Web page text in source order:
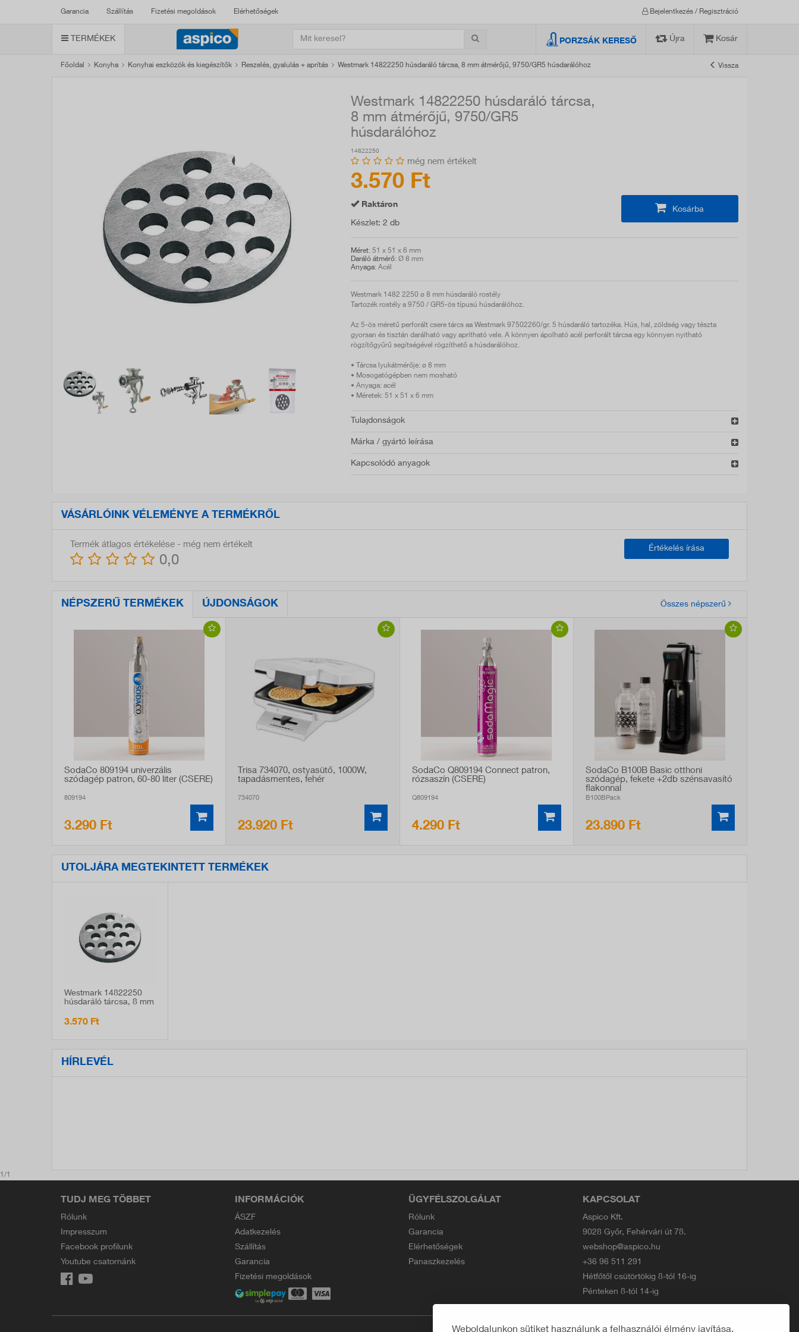
Garancia Szállítás Fizetési megoldások Elérhetőségek Bejelentkezés / Regisztráció
TERMÉKEK PORZSÁK KERESŐ Újra Kosár
Főoldal Konyha Konyhai eszközök és kiegészítők Reszelés, gyalulás + aprítás Westmark 14822250 húsdaráló tárcsa, 8 mm átmérőjű, 9750/GR5 húsdarálóhoz Vissza
Westmark 14822250 húsdaráló tárcsa,
8 mm átmérőjű, 9750/GR5
húsdarálóhoz
14822250
még nem értékelt
3.570 Ft
Raktáron
Készlet: 2 db
Kosárba
Méret: 51 x 51 x 6 mm
Daráló átmérő: Ø 8 mm
Anyaga: Acél
Westmark 1482 2250 ø 8 mm húsdaráló rostély
Tartozék rostély a 9750 / GR5-ös típusú húsdarálóhoz.
Az 5-ös méretű perforált csere tárcs aa Westmark 97502260/gr. 5 húsdaráló tartozéka. Hús, hal, zöldség vagy tészta
gyorsan és tisztán darálható vagy aprítható vele. A könnyen ápolható acél perforált tárcsa egy könnyen nyitható
rögzítőgyűrű segítségével rögzíthető a húsdarálóhoz.
• Tárcsa lyukátmérője: ø 8 mm
• Mosogatógépben nem mosható
• Anyaga: acél
• Méretek: 51 x 51 x 6 mm
Tulajdonságok
Márka / gyártó leírása
Kapcsolódó anyagok
VÁSÁRLÓINK VÉLEMÉNYE A TERMÉKRŐL
Értékelés írása
Termék átlagos értékelése - még nem értékelt
0,0
NÉPSZERŰ TERMÉKEK ÚJDONSÁGOK Összes népszerű
SodaCo 809194 univerzális
szódagép patron, 60-80 liter (CSERE)
809194
3.290 Ft
Trisa 734070, ostyasütő, 1000W,
tapadásmentes, fehér
734070
23.920 Ft
SodaCo Q809194 Connect patron,
rózsaszín (CSERE)
Q809194
4.290 Ft
SodaCo B100B Basic otthoni
szódagép, fekete +2db szénsavasító
flakonnal
B100BPack
23.890 Ft
UTOLJÁRA MEGTEKINTETT TERMÉKEK
Westmark 14822250
húsdaráló tárcsa, 8 mm
húsdarálóhoz
3.570 Ft
HÍRLEVÉL
1/1
TUDJ MEG TÖBBET
Rólunk
Impresszum
Facebook profilunk
Youtube csatornánk
INFORMÁCIÓK
ÁSZF
Adatkezelés
Szállítás
Garancia
Fizetési megoldások
ÜGYFÉLSZOLGÁLAT
Rólunk
Garancia
Elérhetőségek
Panaszkezelés
KAPCSOLAT
Aspico Kft.
9028 Győr, Fehérvári út 78.
webshop@aspico.hu
+36 96 511 291
Hétfőtől csütörtökig 8-tól 16-ig
Pénteken 8-tól 14-ig